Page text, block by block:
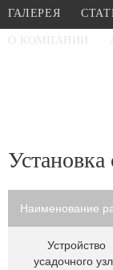
ГАЛЕРЕЯ
О КОМПАНИИ
Наименование
Устройство
усадочного